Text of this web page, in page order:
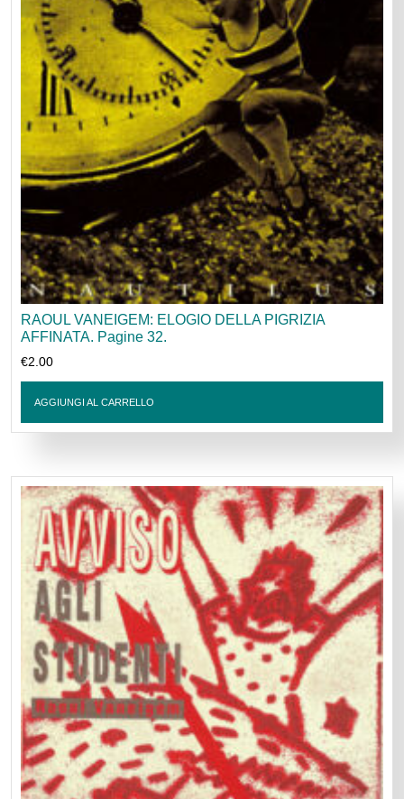
RAOUL VANEIGEM: ELOGIO DELLA PIGRIZIA
AFFINATA. Pagine 32.
€2.00
AGGIUNGI AL CARRELLO